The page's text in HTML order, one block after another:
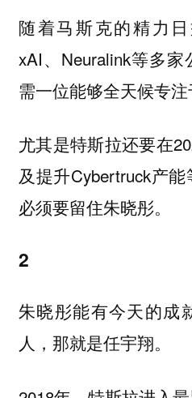
随着马斯克的精力日
xAI、Neuralink等多
需一位能够全天候专注
尤其是特斯拉还要在
及提升Cybertruck产
必须要留住朱晓彤。
2
朱晓彤能有今天的成
人，那就是任宇翔。